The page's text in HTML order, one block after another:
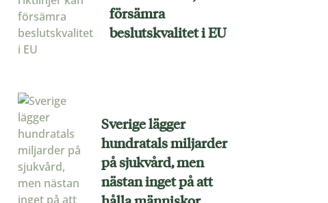
försämra
beslutskvalitet i EU
Sverige lägger
hundratals miljarder
på sjukvård, men
nästan inget på att